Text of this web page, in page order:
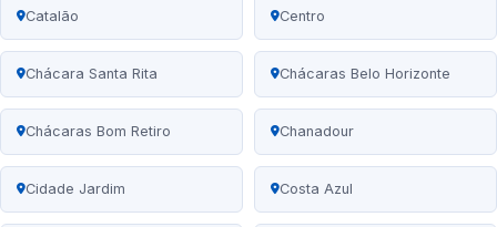
Catalão Centro
Chácara Santa Rita Chácaras Belo Horizonte
Chácaras Bom Retiro Chanadour
Cidade Jardim Costa Azul